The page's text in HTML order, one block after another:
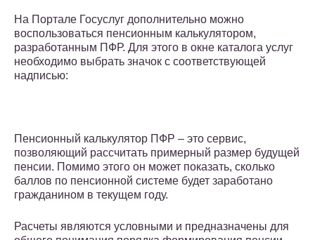
На Портале Госуслуг дополнительно можно
воспользоваться пенсионным калькулятором,
разработанным ПФР. Для этого в окне каталога услуг
необходимо выбрать значок с соответствующей
надписью:
Пенсионный калькулятор ПФР – это сервис,
позволяющий рассчитать примерный размер будущей
пенсии. Помимо этого он может показать, сколько
баллов по пенсионной системе будет заработано
гражданином в текущем году.
Расчеты являются условными и предназначены для